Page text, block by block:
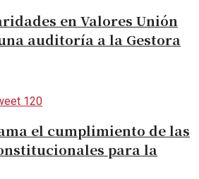
en Valores Unión
auditoría a la Gestora
120
el cumplimiento de las
para la